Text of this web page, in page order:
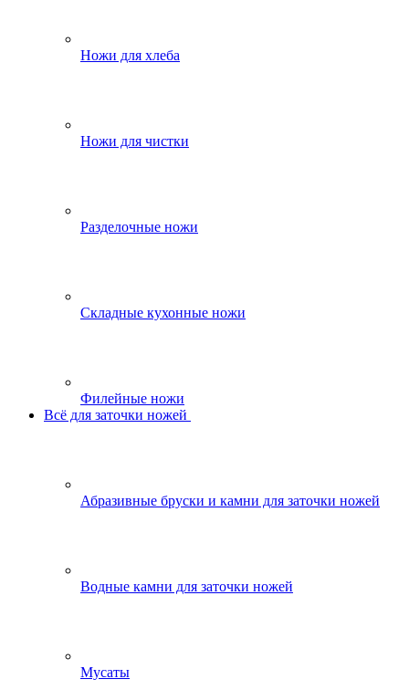
Ножи для хлеба
Ножи для чистки
Разделочные ножи
Складные кухонные ножи
Филейные ножи
Всё для заточки ножей
Абразивные бруски и камни для заточки ножей
Водные камни для заточки ножей
Мусаты